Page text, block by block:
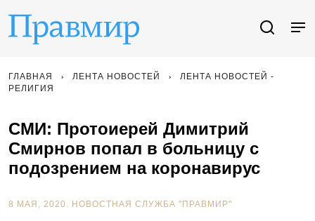
ГЛАВНАЯ ЛЕНТА НОВОСТЕЙ
ЛЕНТА НОВОСТЕЙ -
РЕЛИГИЯ
СМИ: Протоиерей Димитрий
Смирнов попал в больницу с
подозрением на коронавирус
8 МАЯ, 2020. НОВОСТНАЯ СЛУЖБА "ПРАВМИР"